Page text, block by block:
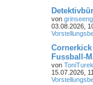
von
03.08.2026,
Cornerkick
Fussball-
von ToniTurek
15.07.2026,